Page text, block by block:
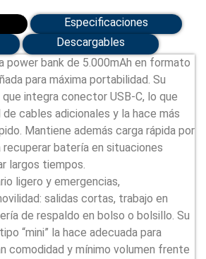
Especificaciones
Descargables
power bank de 5.000mAh en formato
para máxima portabilidad. Su
integra conector USB-C, lo que
cables adicionales y la hace más
Mantiene además carga rápida por
recuperar batería en situaciones
largos tiempos.
ligero y emergencias,
salidas cortas, trabajo en
de respaldo en bolso o bolsillo. Su
“mini” la hace adecuada para
comodidad y mínimo volumen frente